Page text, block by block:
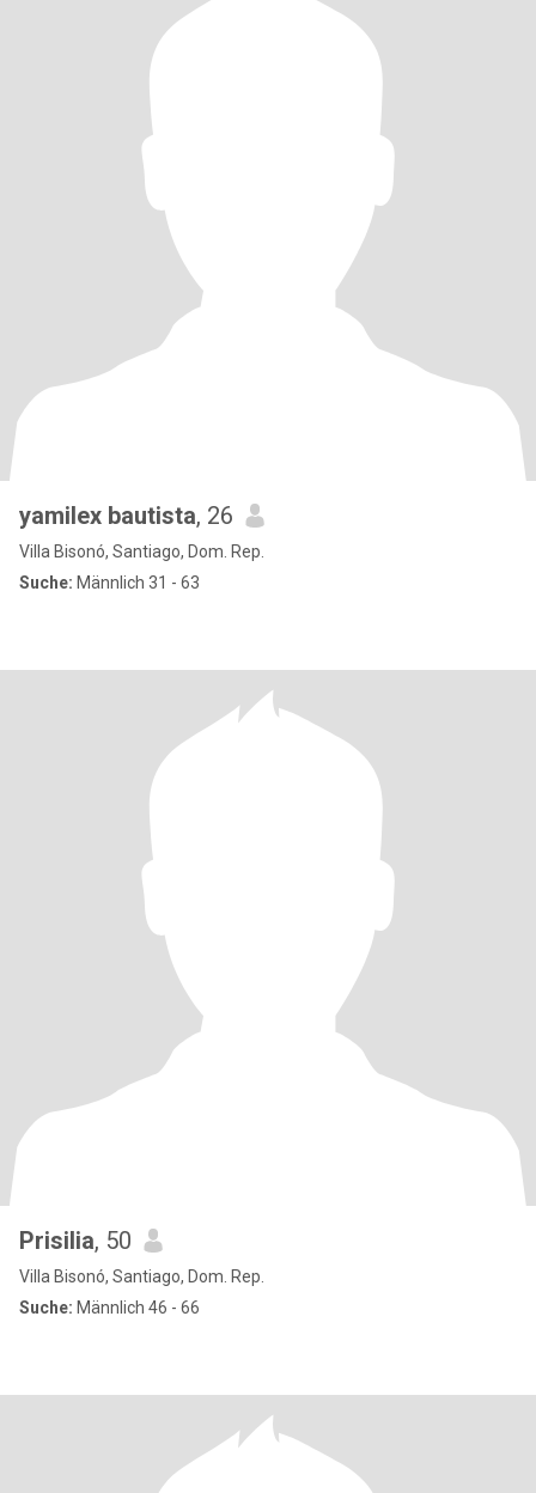
yamilex bautista, 26
Villa Bisonó, Santiago, Dom. Rep.
Suche: Männlich 31 - 63
Prisilia, 50
Villa Bisonó, Santiago, Dom. Rep.
Suche: Männlich 46 - 66